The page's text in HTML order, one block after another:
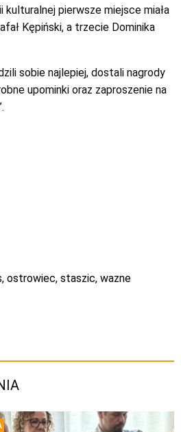
kulturalnej pierwsze miejsce miała
Kępiński, a trzecie Dominika
sobie najlepiej, dostali nagrody
upominki oraz zaproszenie na
, ostrowiec, staszic, wazne